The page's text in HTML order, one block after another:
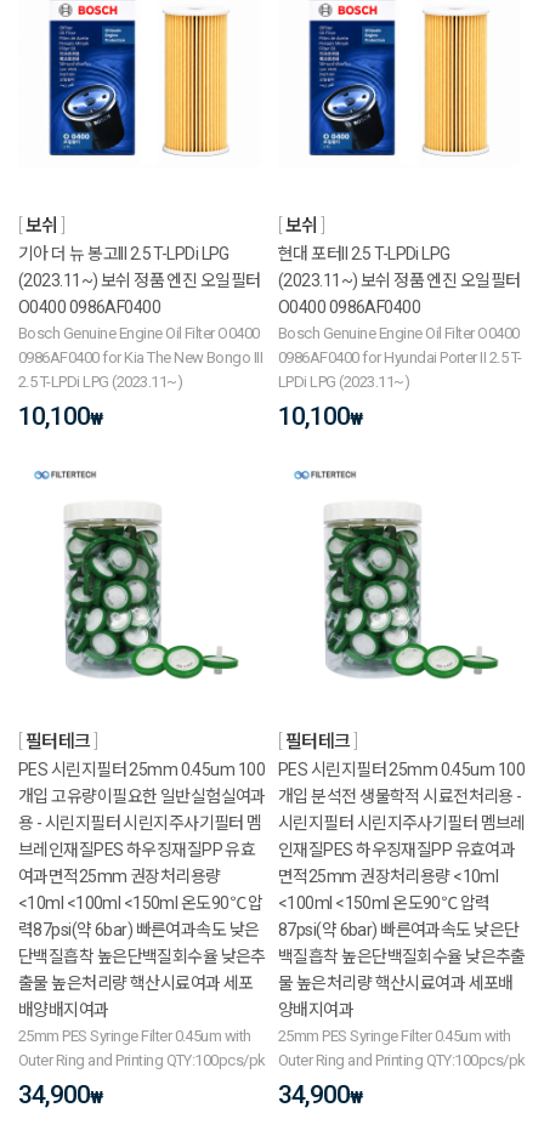
보쉬
기아 더 뉴 봉고III 2.5 T-LPDi LPG
(2023.11~) 보쉬 정품 엔진 오일필터
O0400 0986AF0400
Bosch Genuine Engine Oil Filter O0400
0986AF0400 for Kia The New Bongo III
2.5 T-LPDi LPG (2023.11~)
10,100₩
보쉬
현대 포터II 2.5 T-LPDi LPG
(2023.11~) 보쉬 정품 엔진 오일필터
O0400 0986AF0400
Bosch Genuine Engine Oil Filter O0400
0986AF0400 for Hyundai Porter II 2.5 T-
LPDi LPG (2023.11~)
10,100₩
필터테크
PES 시린지필터 25mm 0.45um 100
개입 고유량이필요한 일반실험실여과
용 - 시린지필터 시린지주사기필터 멤
브레인재질PES 하우징재질PP 유효
여과면적25mm 권장처리용량
<10ml <100ml <150ml 온도90℃ 압
력87psi(약 6bar) 빠른여과속도 낮은
단백질흡착 높은단백질회수율 낮은추
출물 높은처리량 핵산시료여과 세포
배양배지여과
25mm PES Syringe Filter 0.45um with
Outer Ring and Printing QTY:100pcs/pk
34,900₩
필터테크
PES 시린지필터 25mm 0.45um 100
개입 분석전 생물학적 시료전처리용 -
시린지필터 시린지주사기필터 멤브레
인재질PES 하우징재질PP 유효여과
면적25mm 권장처리용량 <10ml
<100ml <150ml 온도90℃ 압력
87psi(약 6bar) 빠른여과속도 낮은단
백질흡착 높은단백질회수율 낮은추출
물 높은처리량 핵산시료여과 세포배
양배지여과
25mm PES Syringe Filter 0.45um with
Outer Ring and Printing QTY:100pcs/pk
34,900₩